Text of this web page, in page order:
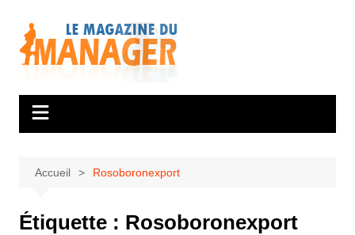
contenu
Accueil Rosoboronexport
Étiquette : Rosoboronexport